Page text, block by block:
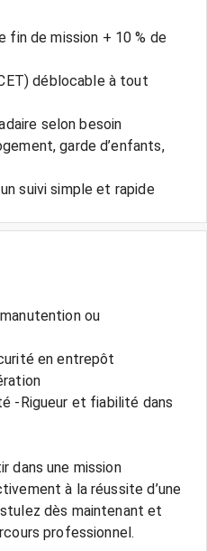
fin de mission + 10 % de
déblocable à tout
selon besoin
garde d’enfants,
suivi simple et rapide
ou
en entrepôt
-Rigueur et fiabilité dans
dans une mission
à la réussite d’une
dès maintenant et
professionnel.